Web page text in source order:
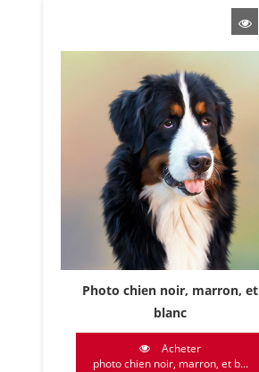
Photo chien noir, marron, et
blanc
Acheter
photo chien noir, marron, et b...